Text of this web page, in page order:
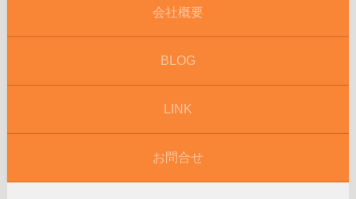
会社概要
BLOG
LINK
お問合せ